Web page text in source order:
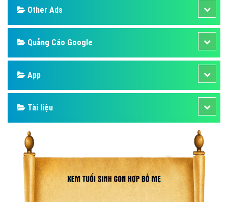
Other Ads
Quảng Cáo Google
App
Tài liệu